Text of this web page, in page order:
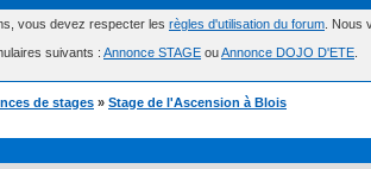
vous devez respecter les règles d'utilisation du forum .
suivants : Annonce STAGE ouAnnonce DOJO D'ETE
de stages » Stage de l'Ascension à Blois